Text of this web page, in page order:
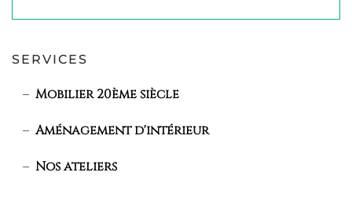
SERVICES
Mobilier 20ème siècle
Aménagement d'intérieur
Nos ateliers